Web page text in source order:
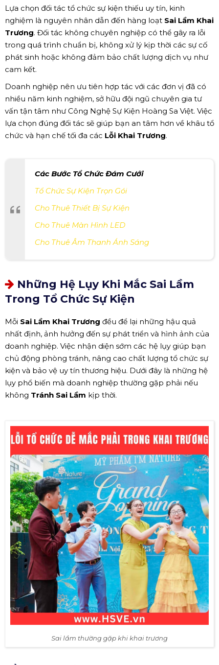
Lựa chọn đối tác tổ chức sự kiện thiếu uy tín, kinh
nghiệm là nguyên nhân dẫn đến hàng loạt Sai Lầm Khai
Trương. Đối tác không chuyên nghiệp có thể gây ra lỗi
trong quá trình chuẩn bị, không xử lý kịp thời các sự cố
phát sinh hoặc không đảm bảo chất lượng dịch vụ như
cam kết.
Doanh nghiệp nên ưu tiên hợp tác với các đơn vị đã có
nhiều năm kinh nghiệm, sở hữu đội ngũ chuyên gia tư
vấn tận tâm như Công Nghệ Sự Kiện Hoàng Sa Việt. Việc
lựa chọn đúng đối tác sẽ giúp bạn an tâm hơn về khâu tổ
chức và hạn chế tối đa các Lỗi Khai Trương.
Các Bước Tổ Chức Đám Cưới
Tổ Chức Sự Kiện Trọn Gói
Cho Thuê Thiết Bị Sự Kiện
Cho Thuê Màn Hình LED
Cho Thuê Âm Thanh Ánh Sáng
Những Hệ Lụy Khi Mắc Sai Lầm
Trong Tổ Chức Sự Kiện
Mỗi Sai Lầm Khai Trương đều để lại những hậu quả
nhất định, ảnh hưởng đến sự phát triển và hình ảnh của
doanh nghiệp. Việc nhận diện sớm các hệ lụy giúp bạn
chủ động phòng tránh, nâng cao chất lượng tổ chức sự
kiện và bảo vệ uy tín thương hiệu. Dưới đây là những hệ
lụy phổ biến mà doanh nghiệp thường gặp phải nếu
không Tránh Sai Lầm kịp thời.
Sai lầm thường gặp khi khai trương